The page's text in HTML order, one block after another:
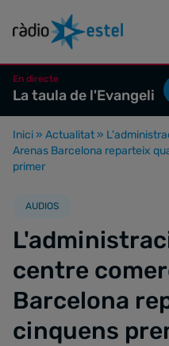
En directe
La taula de l'Evangeli
Inici » Actualitat »
Arenas Barcelona reparteix
primer
AUDIOS
centre
Barcelona
cinquens